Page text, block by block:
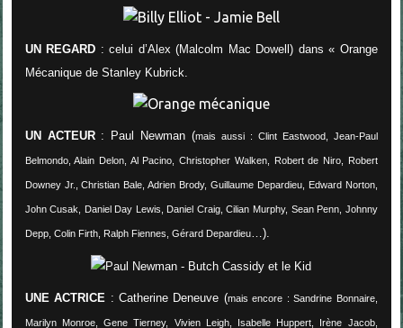
UN REGARD : celui d’Alex (Malcolm Mac Dowell) dans « Orange
Mécanique de Stanley Kubrick.
UN ACTEUR : Paul Newman (mais aussi : Clint Eastwood, Jean-Paul
Belmondo, Alain Delon, Al Pacino, Christopher Walken, Robert de Niro, Robert
Downey Jr., Christian Bale, Adrien Brody, Guillaume Depardieu, Edward Norton,
John Cusak, Daniel Day Lewis, Daniel Craig, Cilian Murphy, Sean Penn, Johnny
Depp, Colin Firth, Ralph Fiennes, Gérard Depardieu…).
UNE ACTRICE : Catherine Deneuve (mais encore : Sandrine Bonnaire,
Marilyn Monroe, Gene Tierney, Vivien Leigh, Isabelle Huppert, Irène Jacob,